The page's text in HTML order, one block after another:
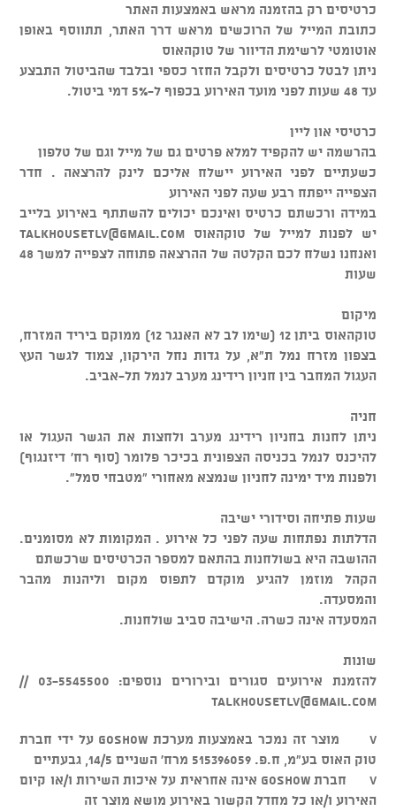
כרטיסים רק בהזמנה מראש באמצעות האתר
כתובת המייל של הרוכשים מראש דרך האתר, תתווסף באופן
אוטומטי לרשימת הדיוור של טוקהאוס
ניתן לבטל כרטיסים ולקבל החזר כספי ובלבד שהביטול התבצע
עד 48 שעות לפני מועד האירוע בכפוף ל-5% דמי ביטול.
כרטיסי און ליין
בהרשמה יש להקפיד למלא פרטים גם של מייל וגם של טלפון
כשעתיים לפני האירוע יישלח אליכם לינק להרצאה . חדר
הצפייה ייפתח רבע שעה לפני האירוע
במידה ורכשתם כרטיס ואינכם יכולים להשתתף באירוע בלייב
יש לפנות למייל של טוקהאוס talkhousetlv@gmail.com
ואנחנו נשלח לכם הקלטה של ההרצאה פתוחה לצפייה למשך 48
שעות
מיקום
טוקהאוס ביתן 12 (שימו לב לא האנגר 12) ממוקם ביריד המזרח,
בצפון מזרח נמל ת"א, על גדות נחל הירקון, צמוד לגשר העץ
העגול המחבר בין חניון רידינג מערב לנמל תל-אביב.
חניה
ניתן לחנות בחניון רידינג מערב ולחצות את הגשר העגול או
להיכנס לנמל בכניסה הצפונית בכיכר פלומר (סוף רח' דיזנגוף)
ולפנות מיד ימינה לחניון שנמצא מאחורי "מטבחי סמל".
שעות פתיחה וסידורי ישיבה
הדלתות נפתחות שעה לפני כל אירוע . המקומות לא מסומנים.
ההושבה היא בשולחנות בהתאם למספר הכרטיסים שרכשתם
הקהל מוזמן להגיע מוקדם לתפוס מקום וליהנות מהבר
והמסעדה.
המסעדה אינה כשרה. הישיבה סביב שולחנות.
שונות
להזמנת אירועים סגורים ובירורים נוספים: 03-5545500 //
talkhousetlv@gmail.com
v מוצר זה נמכר באמצעות מערכת GOSHOW על ידי חברת
טוק האוס בע"מ, ח.פ. 515396059 מרח' השניים 14/5, גבעתיים
v חברת GOSHOW אינה אחראית על איכות השירות ו/או קיום
האירוע ו/או כל מחדל הקשור באירוע מושא מוצר זה